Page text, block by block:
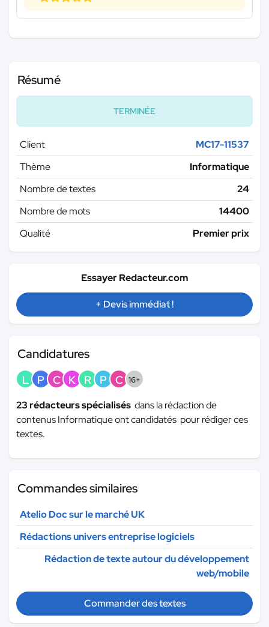
Résumé
TERMINÉE
Client
MC17-11537
Thème
Informatique
Nombre de textes
24
Nombre de mots
14400
Qualité
Premier prix
Essayer Redacteur.com
+ Devis immédiat !
Candidatures
L P C K R P C 16+
23 rédacteurs spécialisés dans la rédaction de
contenus Informatique ont candidatés pour rédiger ces
textes.
Commandes similaires
Atelio Doc sur le marché UK
Rédactions univers entreprise logiciels
Rédaction de texte autour du développement
web/mobile
Commander des textes